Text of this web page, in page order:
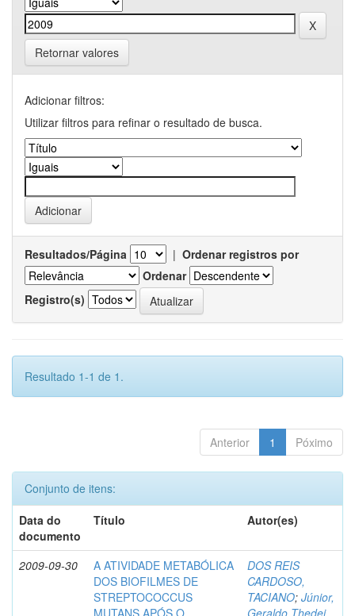
Retornar valores
Adicionar filtros:
Utilizar filtros para refinar o resultado de busca.
Resultados/Página | Ordenar registros por
Ordenar
Registro(s)
Resultado 1-1 de 1.
Anterior 1 Póximo
Conjunto de itens:
Data do
documento
Título Autor(es)
2009-09-30
A ATIVIDADE METABÓLICA
DOS BIOFILMES DE
STREPTOCOCCUS
MUTANS APÓS O
DOS REIS
CARDOSO,
TACIANO; Júnior,
Geraldo Thedei